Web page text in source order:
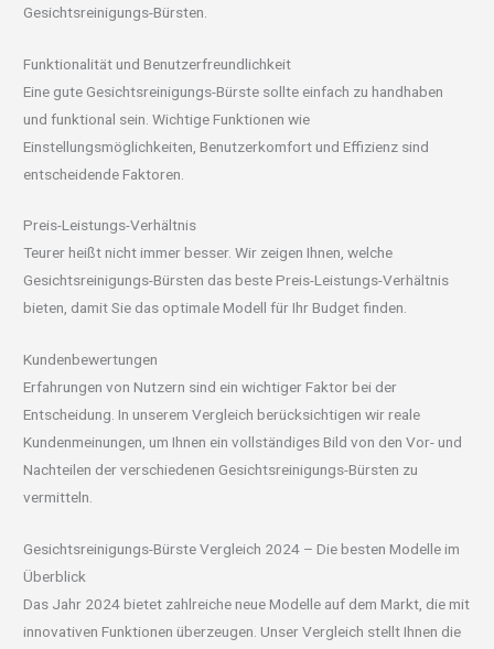
Gesichtsreinigungs-Bürsten.
Funktionalität und Benutzerfreundlichkeit
Eine gute Gesichtsreinigungs-Bürste sollte einfach zu handhaben
und funktional sein. Wichtige Funktionen wie
Einstellungsmöglichkeiten, Benutzerkomfort und Effizienz sind
entscheidende Faktoren.
Preis-Leistungs-Verhältnis
Teurer heißt nicht immer besser. Wir zeigen Ihnen, welche
Gesichtsreinigungs-Bürsten das beste Preis-Leistungs-Verhältnis
bieten, damit Sie das optimale Modell für Ihr Budget finden.
Kundenbewertungen
Erfahrungen von Nutzern sind ein wichtiger Faktor bei der
Entscheidung. In unserem Vergleich berücksichtigen wir reale
Kundenmeinungen, um Ihnen ein vollständiges Bild von den Vor- und
Nachteilen der verschiedenen Gesichtsreinigungs-Bürsten zu
vermitteln.
Gesichtsreinigungs-Bürste Vergleich 2024 – Die besten Modelle im
Überblick
Das Jahr 2024 bietet zahlreiche neue Modelle auf dem Markt, die mit
innovativen Funktionen überzeugen. Unser Vergleich stellt Ihnen die